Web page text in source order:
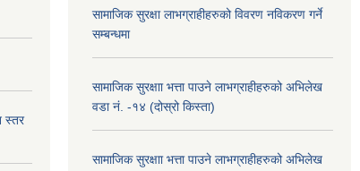
स्तर
सामाजिक सुरक्षा लाभग्राहीहरुको विवरण नविकरण गर्ने
सम्बन्धमा
सामाजिक सुरक्षाा भत्ता पाउने लाभग्राहीहरुको अभिलेख
वडा नं. -१४ (दोस्रो किस्ता)
सामाजिक सुरक्षाा भत्ता पाउने लाभग्राहीहरुको अभिलेख